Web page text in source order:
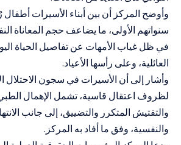
وأوضح المركز أن بين أبناء الأسيرات
سنواتهم الأولى، ما يضاعف حجم المعاناة
في ظل غياب الأمهات عن تفاصيل الحياة
العائلية، وعلى رأسها الأعياد.
وأشار إلى أن الأسيرات في سجون الاحتلال
لظروف اعتقال قاسية، تشمل الإهمال
والتفتيش المتكرر والتضييق، إلى جانب
والنفسية، وفق ما أفاد به المركز.